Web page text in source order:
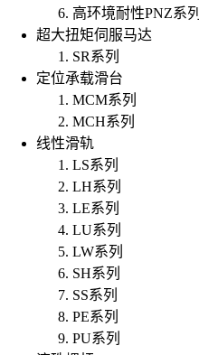
高环境耐性PNZ系列
超大扭矩伺服马达
SR系列
定位承载滑台
MCM系列
MCH系列
线性滑轨
LS系列
LH系列
LE系列
LU系列
LW系列
SH系列
SS系列
PE系列
PU系列